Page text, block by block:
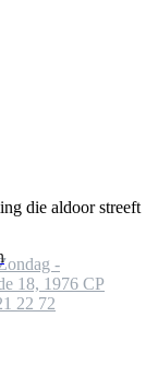
die aldoor streeft
-
18, 1976 CP
22 72